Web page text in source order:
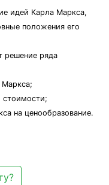
идей Карла Маркса,
положения его
решение ряда
стоимости;
на ценообразование.